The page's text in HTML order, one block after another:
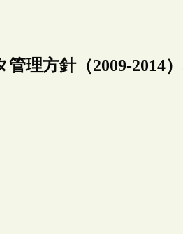
理方針（2009-2014